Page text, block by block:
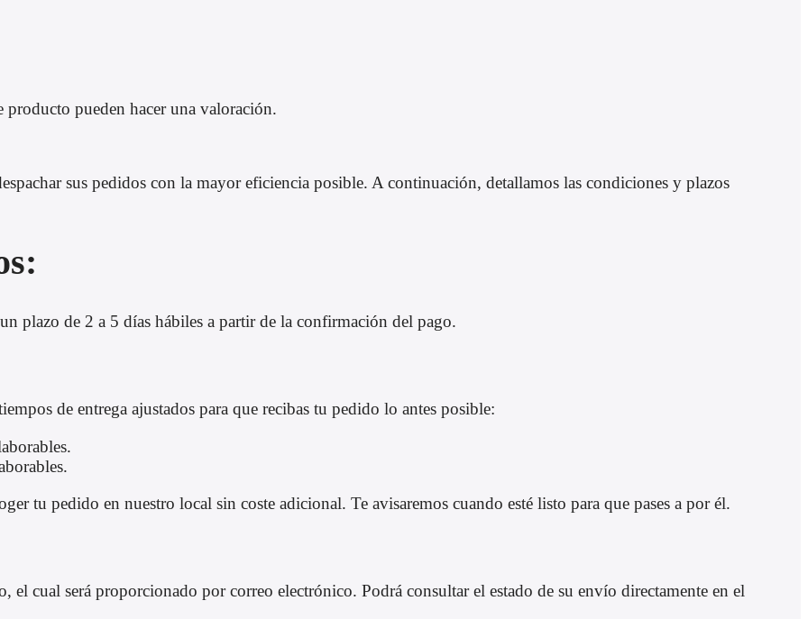
producto pueden hacer una valoración.
sus pedidos con la mayor eficiencia posible. A continuación, detallamos las condiciones y plazos
plazo de 2 a 5 días hábiles a partir de la confirmación del pago.
de entrega ajustados para que recibas tu pedido lo antes posible:
tu pedido en nuestro local sin coste adicional. Te avisaremos cuando esté listo para que pases a por él.
cual será proporcionado por correo electrónico. Podrá consultar el estado de su envío directamente en el